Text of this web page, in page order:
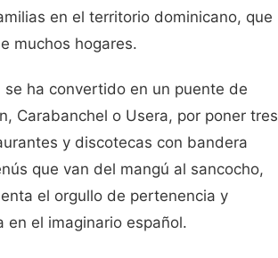
en el territorio dominicano, que
muchos hogares.
ha convertido en un puente de
Carabanchel o Usera, por poner tres
y discotecas con bandera
que van del mangú al sancocho,
el orgullo de pertenencia y
en el imaginario español.